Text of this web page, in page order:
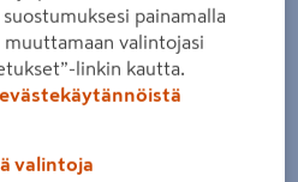
Linjakuivatuskourun ritilä Aco
V100 valurauta C-luokka 0,5m
54,90 €
painamalla
muuttamaan valintojasi
linkin kautta.
valintoja